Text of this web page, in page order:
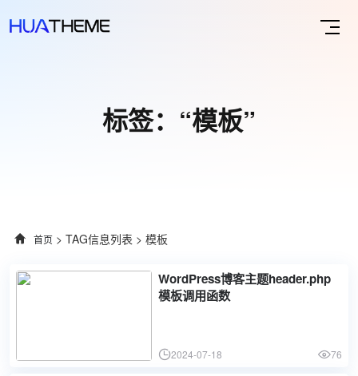
标签：“模板”
首页 > TAG信息列表 > 模板
WordPress博客主题header.php
模板调用函数
2024-07-18 76